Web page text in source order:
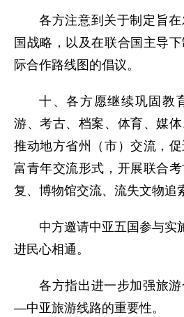
各方注意到关于制定旨
国战略，以及在联合国主导
际合作路线图的倡议。
十、各方愿继续巩固教
游、考古、档案、体育、媒
推动地方省州（市）交流，
富青年交流形式，开展联合
复、博物馆交流、流失文物追
中方邀请中亚五国参与实
进民心相通。
各方指出进一步加强旅
—中亚旅游线路的重要性。